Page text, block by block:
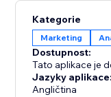
Kategorie
Marketing
Dostupnost:
Tato aplikace je
Jazyky aplikace:
Angličtina